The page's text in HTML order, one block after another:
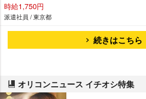
時給1,750円
派遣社員 / 東京都
続きはこちら
オリコンニュース イチオシ特集